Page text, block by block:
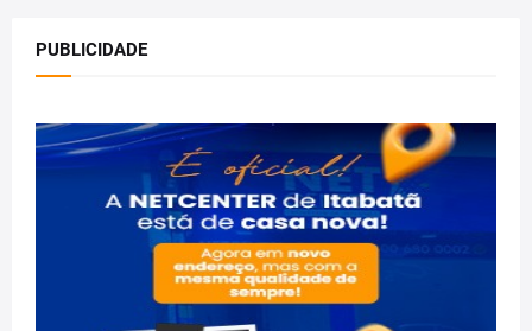
PUBLICIDADE